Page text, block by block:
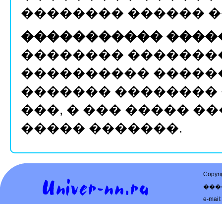
�������� ������
�����������
��������
����������
�������
���, � ��� �����
����� �������.
e-